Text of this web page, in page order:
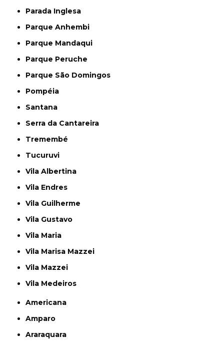
Parada Inglesa
Parque Anhembi
Parque Mandaqui
Parque Peruche
Parque São Domingos
Pompéia
Santana
Serra da Cantareira
Tremembé
Tucuruvi
Vila Albertina
Vila Endres
Vila Guilherme
Vila Gustavo
Vila Maria
Vila Marisa Mazzei
Vila Mazzei
Vila Medeiros
Americana
Amparo
Araraquara